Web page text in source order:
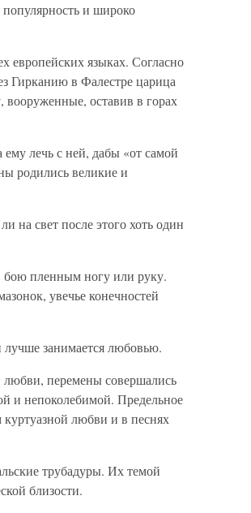
и широко
европейских языках. Согласно
Гирканию в Фалестре царица
оставив в горах
лечь с ней, дабы «от самой
родились великие и
на свет после этого хоть один
пленным ногу или руку.
увечье конечностей
занимается любовью.
любви, перемены совершались
и непоколебимой. Предельное
любви и в песнях
трубадуры. Их темой
близости.